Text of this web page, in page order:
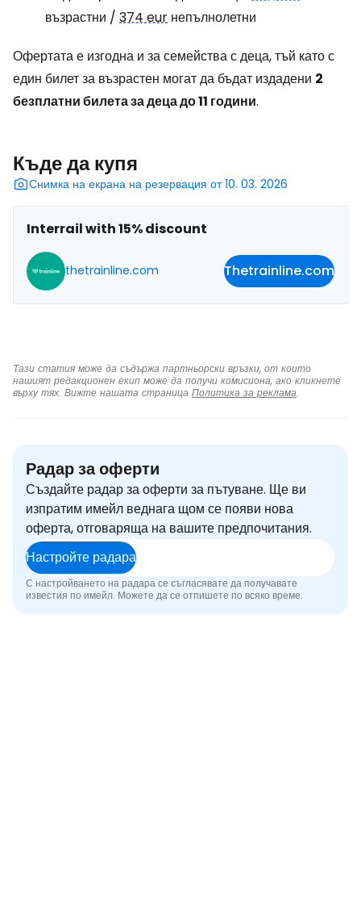
възрастни / 374 eur непълнолетни
Офертата е изгодна и за семейства с деца, тъй като с
един билет за възрастен могат да бъдат издадени 2
безплатни билета за деца до 11 години.
Къде да купя
Снимка на екрана на резервация от 10. 03. 2026
Interrail with 15% discount
thetrainline.com Thetrainline.com
Тази статия може да съдържа партньорски връзки, от които
нашият редакционен екип може да получи комисиона, ако кликнете
върху тях. Вижте нашата страница Политика за реклама.
Радар за оферти
Създайте радар за оферти за пътуване. Ще ви
изпратим имейл веднага щом се появи нова
оферта, отговаряща на вашите предпочитания.
Настройте радара
С настройването на радара се съгласявате да получавате
известия по имейл. Можете да се отпишете по всяко време.